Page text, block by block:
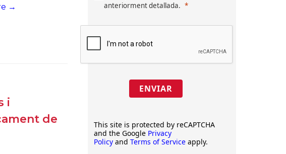
→
i
de
anteriorment detallada.
ENVIAR
This site is protected by reCAPTCHA
and the Google Privacy
Policy and Terms of Service apply.